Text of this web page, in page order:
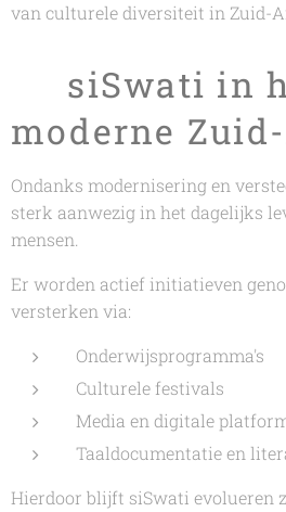
van culturele diversiteit in Zuid-
🌿 siSwati in
moderne
Ondanks modernisering en
sterk aanwezig in het dagelijks
mensen.
Er worden actief initiatieven
versterken via:
Onderwijsprogramma's
Culturele festivals
Media en digitale
Taaldocumentatie en
Hierdoor blijft siSwati evolueren